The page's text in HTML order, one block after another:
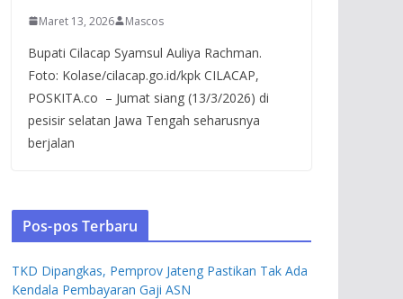
Maret 13, 2026 Mascos
Bupati Cilacap Syamsul Auliya Rachman.
Foto: Kolase/cilacap.go.id/kpk CILACAP,
POSKITA.co – Jumat siang (13/3/2026) di
pesisir selatan Jawa Tengah seharusnya
berjalan
Pos-pos Terbaru
TKD Dipangkas, Pemprov Jateng Pastikan Tak Ada
Kendala Pembayaran Gaji ASN